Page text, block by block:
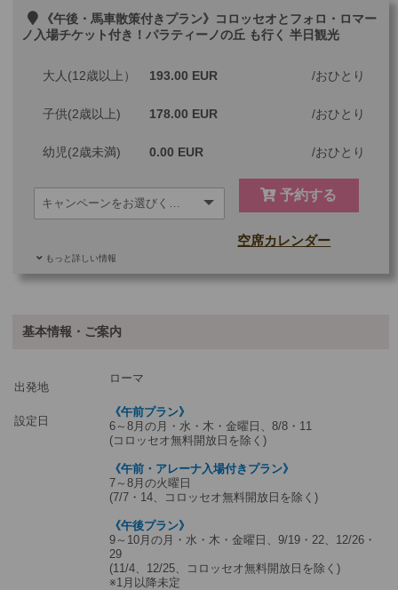
その他
ご参加可能な年齢
《午後・馬車散策付きプラン》コロッセオとフォロ・ロマー
ノ入場チケット付き！パラティーノの丘 も行く 半日観光
大人(12歳以上） 193.00 EUR おひとり
子供(2歳以上) 178.00 EUR おひとり
幼児(2歳未満) 0.00 EUR おひとり
予約する
もっと詳しい情報
空席カレンダー
ツアーコード
基本情報・ご案内
出発地
ローマ
設定日
《午前プラン》
6～8月の月・水・木・金曜日、8/8・11
(コロッセオ無料開放日を除く)
《午前・アレーナ入場付きプラン》
7～8月の火曜日
(7/7・14、コロッセオ無料開放日を除く)
《午後プラン》
9～10月の月・水・木・金曜日、9/19・22、12/26・
29
(11/4、12/25、コロッセオ無料開放日を除く)
※1月以降未定